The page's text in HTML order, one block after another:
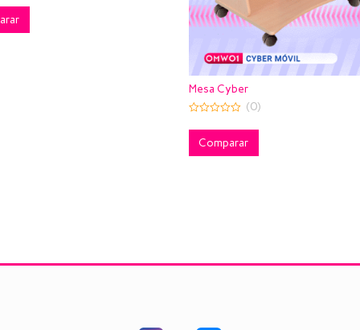
Gabinete organizador curvo
ranurado Fernanda
out
ofComparar